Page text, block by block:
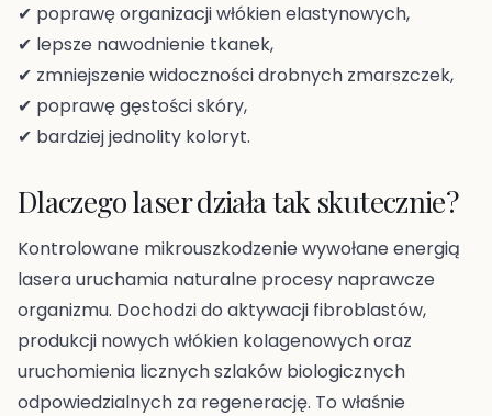
✔ poprawę organizacji włókien elastynowych,
✔ lepsze nawodnienie tkanek,
✔ zmniejszenie widoczności drobnych zmarszczek,
✔ poprawę gęstości skóry,
✔ bardziej jednolity koloryt.
Dlaczego laser działa tak skutecznie?
Kontrolowane mikrouszkodzenie wywołane energią
lasera uruchamia naturalne procesy naprawcze
organizmu. Dochodzi do aktywacji fibroblastów,
produkcji nowych włókien kolagenowych oraz
uruchomienia licznych szlaków biologicznych
odpowiedzialnych za regenerację. To właśnie